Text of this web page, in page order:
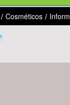
/ Cosméticos /